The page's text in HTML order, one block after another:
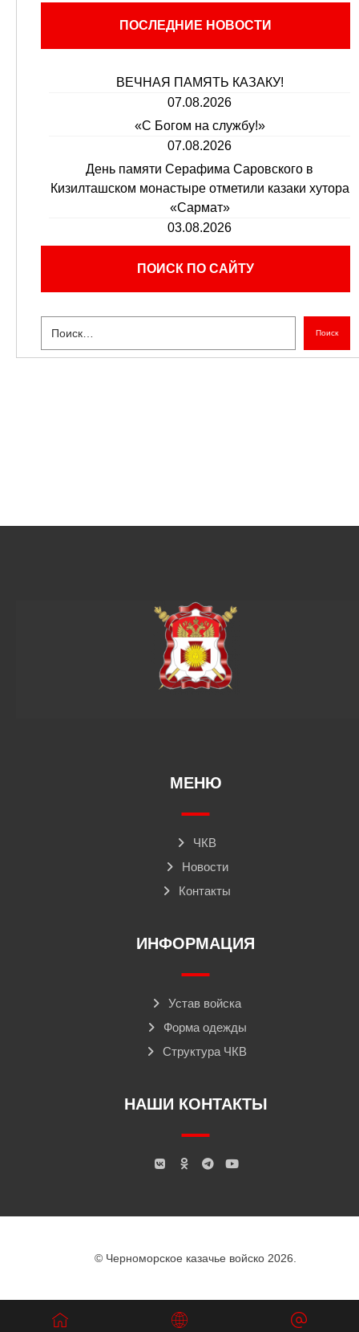
ПОСЛЕДНИЕ НОВОСТИ
ВЕЧНАЯ ПАМЯТЬ КАЗАКУ!
07.08.2026
«С Богом на службу!»
07.08.2026
День памяти Серафима Саровского в
Кизилташском монастыре отметили казаки хутора
«Сармат»
03.08.2026
ПОИСК ПО САЙТУ
Поиск
МЕНЮ
ЧКВ
Новости
Контакты
ИНФОРМАЦИЯ
Устав войска
Форма одежды
Структура ЧКВ
НАШИ КОНТАКТЫ
© Черноморское казачье войско 2026.